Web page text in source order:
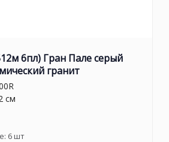
6пл) Гран Пале серый
гранит
см
6шт